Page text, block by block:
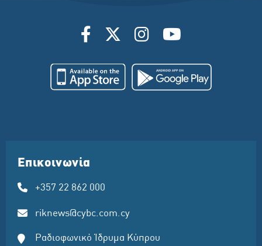
Επικοινωνία
+357 22 862 000
riknews@cybc.com.cy
Ραδιοφωνικό Ίδρυμα Κύπρου